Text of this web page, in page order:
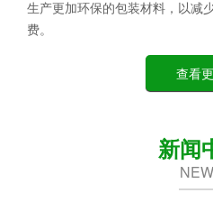
生产更加环保的包装材料，以减
费。
查看
新闻